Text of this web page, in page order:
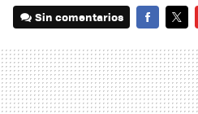
Sin comentarios